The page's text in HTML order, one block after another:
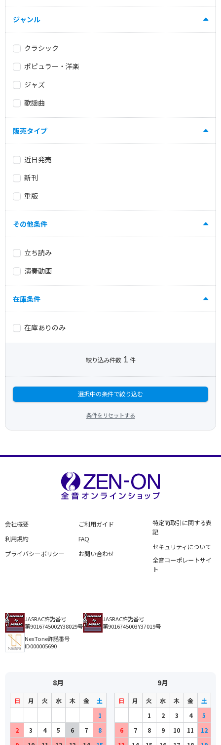
ジャンル
クラシック
ポピュラー・洋楽
ジャズ
歌謡曲
販売タイプ
近日発売
新刊
重版
その他条件
立ち読み
演奏動画
在庫条件
在庫ありのみ
絞り込み件数 1 件
選択中の条件で絞り込む
条件をリセットする
会社概要
利用規約
プライバシーポリシー
ご利用ガイド
FAQ
お問い合わせ
特定商取引に関する表
記
セキュリティについて
全音コーポレートサイ
ト
JASRAC許諾番号
第9016745002Y38029号
JASRAC許諾番号
第9016745003Y37019号
NexTone許諾番号
ID000005690
8月
日 月 火 水 木 金
土
1
2
3 4 5 6 7
8
9月
日 月 火 水 木 金
土
1
2 3 4
5
6
7 8 9 10 11
12